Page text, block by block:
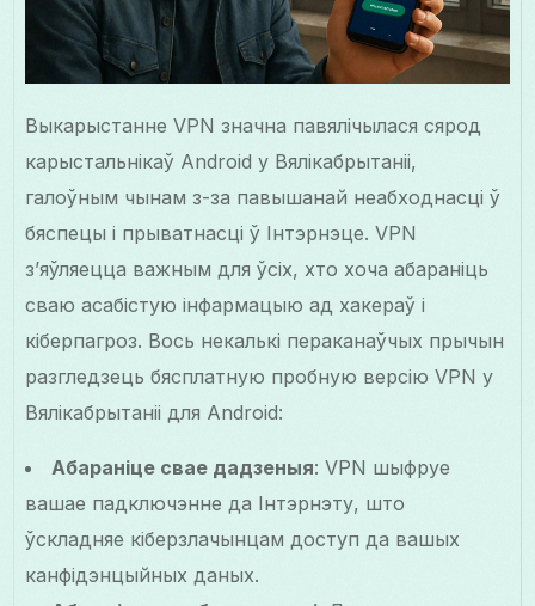
Выкарыстанне VPN значна павялічылася сярод
карыстальнікаў Android у Вялікабрытаніі,
галоўным чынам з-за павышанай неабходнасці ў
бяспецы і прыватнасці ў Інтэрнэце. VPN
з’яўляецца важным для ўсіх, хто хоча абараніць
сваю асабістую інфармацыю ад хакераў і
кіберпагроз. Вось некалькі пераканаўчых прычын
разгледзець бясплатную пробную версію VPN у
Вялікабрытаніі для Android:
Абараніце свае дадзеныя: VPN шыфруе
вашае падключэнне да Інтэрнэту, што
ўскладняе кіберзлачынцам доступ да вашых
канфідэнцыйных даных.